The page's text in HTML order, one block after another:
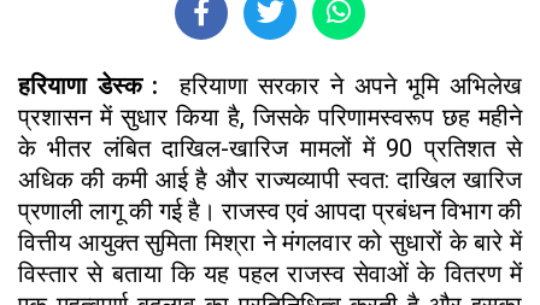
हरियाणा डेस्क :
हरियाणा सरकार ने अपने भूमि अभिलेख
प्रशासन में सुधार किया है, जिसके परिणामस्वरूप छह महीने
के भीतर लंबित दाखिल-खारिज मामलों में 90 प्रतिशत से
अधिक की कमी आई है और राज्यव्यापी स्वत: दाखिल खारिज
प्रणाली लागू की गई है। राजस्व एवं आपदा प्रबंधन विभाग की
वित्तीय आयुक्त सुमिता मिश्रा ने मंगलवार को सुधारों के बारे में
विस्तार से बताया कि यह पहल राजस्व सेवाओं के वितरण में